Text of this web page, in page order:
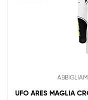
UFO ARES MAGLIA